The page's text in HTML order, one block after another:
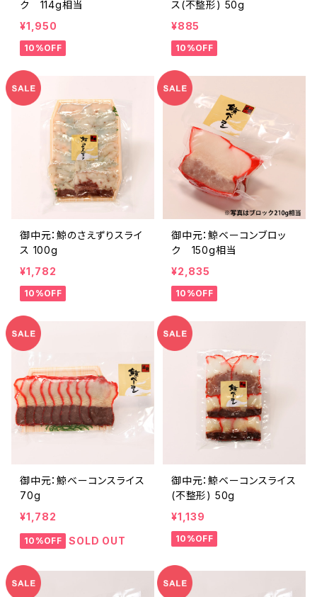
ク 114g相当
¥1,950
10%OFF
ス(不整形) 50g
¥885
10%OFF
御中元：鯨のさえずりスライ
ス 100g
¥1,782
10%OFF
御中元：鯨ベーコンブロッ
ク 150g相当
¥2,835
10%OFF
御中元：鯨ベーコンスライス
70g
¥1,782
10%OFF SOLD OUT
御中元：鯨ベーコンスライス
(不整形) 50g
¥1,139
10%OFF